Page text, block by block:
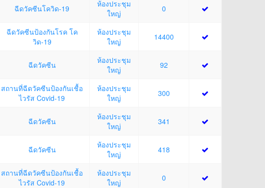
ฉีดวัคซีนโควิด-19
ห้องประชุม
ใหญ่
0
ฉีดวัคซีนป้องกันโรค โค
วิด-19
ห้องประชุม
ใหญ่
14400
ฉีดวัคซีน
ห้องประชุม
ใหญ่
92
สถานที่ฉีดวัคซีนป้องกันเชื้อ
ไวรัส Covid-19
ห้องประชุม
ใหญ่
300
ฉีดวัคซีน
ห้องประชุม
ใหญ่
341
ฉีดวัคซีน
ห้องประชุม
ใหญ่
418
สถานที่ฉีดวัคซีนป้องกันเชื้อ
ไวรัส Covid-19
ห้องประชุม
ใหญ่
0